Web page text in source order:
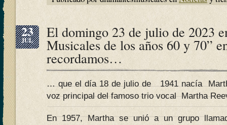
23
JUL El domingo 23 de julio de 2023
Musicales de los años 60 y 70”
recordamos…
… que el día 18 de julio de 1941 nacía
voz principal del famoso trio vocal Martha
En 1957, Martha se unió a un grupo